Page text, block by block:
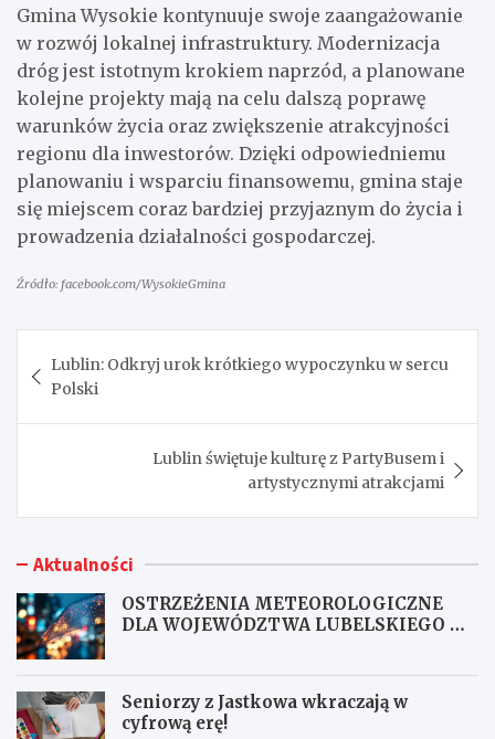
Gmina Wysokie kontynuuje swoje zaangażowanie
w rozwój lokalnej infrastruktury. Modernizacja
dróg jest istotnym krokiem naprzód, a planowane
kolejne projekty mają na celu dalszą poprawę
warunków życia oraz zwiększenie atrakcyjności
regionu dla inwestorów. Dzięki odpowiedniemu
planowaniu i wsparciu finansowemu, gmina staje
się miejscem coraz bardziej przyjaznym do życia i
prowadzenia działalności gospodarczej.
Źródło: facebook.com/WysokieGmina
wpisu
Lublin: Odkryj urok krótkiego wypoczynku w sercu
Polski
Lublin świętuje kulturę z PartyBusem i
artystycznymi atrakcjami
Aktualności
OSTRZEŻENIA METEOROLOGICZNE
DLA WOJEWÓDZTWA LUBELSKIEGO NR
Seniorzy z Jastkowa wkraczają w
cyfrową erę!